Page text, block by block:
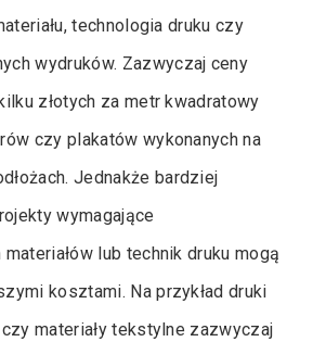
technologia druku czy
wydruków. Zazwyczaj ceny
złotych za metr kwadratowy
czy plakatów wykonanych na
Jednakże bardziej
wymagające
lub technik druku mogą
kosztami. Na przykład druki
czy materiały tekstylne zazwyczaj